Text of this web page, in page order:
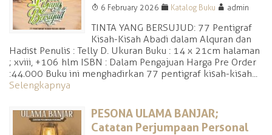
T 6 February 2026 F Katalog Buku A admin
TINTA YANG BERSUJUD: 77 Pentigraf
Kisah-Kisah Abadi dalam Alquran dan
Hadist Penulis : Telly D. Ukuran Buku : 14 x 21cm halaman
; xviii, +106 hlm ISBN : Dalam Pengajuan Harga Pre Order
:44.000 Buku ini menghadirkan 77 pentigraf kisah-kisah...
Selengkapnya
PESONA ULAMA BANJAR;
Catatan Perjumpaan Personal